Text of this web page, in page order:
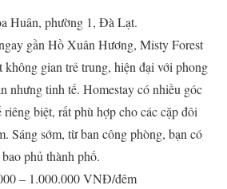
Huân, phường 1, Đà Lạt.
gần Hồ Xuân Hương, Misty Forest
không gian trẻ trung, hiện đại với phong
nhưng tinh tế. Homestay có nhiều góc
biệt, rất phù hợp cho các cặp đôi
Sáng sớm, từ ban công phòng, bạn có
phủ thành phố.
– 1.000.000 VNĐ/đêm